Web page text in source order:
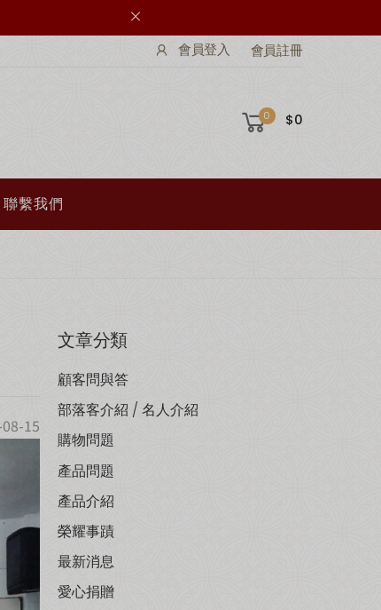
會員登入 會員註冊
0 $0
聯繫我們
15
文章分類
顧客問與答
部落客介紹 / 名人介紹
購物問題
產品問題
產品介紹
榮耀事蹟
最新消息
愛心捐贈